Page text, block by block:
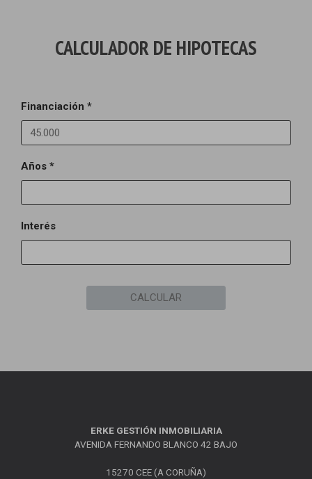
CALCULADOR DE HIPOTECAS
Financiación *
Años *
Interés
CALCULAR
ERKE GESTIÓN INMOBILIARIA
AVENIDA FERNANDO BLANCO 42 BAJO
15270 CEE (A CORUÑA)